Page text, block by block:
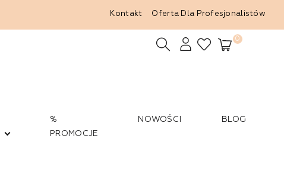
Kontakt Oferta Dla Profesjonalistów
0
%
PROMOCJE
NOWOŚCI BLOG